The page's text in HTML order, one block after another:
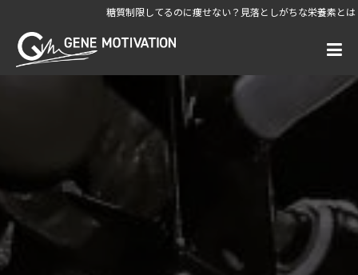
糖質制限してるのに痩せない？見落としがちな栄養素とは